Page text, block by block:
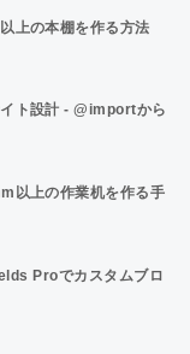
上の本棚を作る方法
ト設計 - @importから
以上の作業机を作る手
Proでカスタムブロ